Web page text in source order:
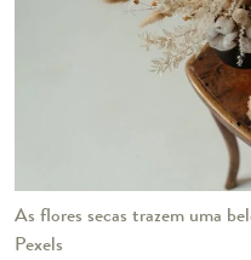
As flores secas trazem uma
Pexels